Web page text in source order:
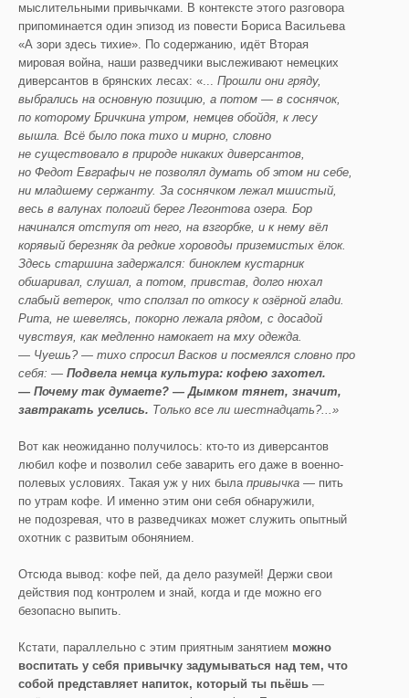
мыслительными привычками. В контексте этого разговора
припоминается один эпизод из повести Бориса Васильева
«А зори здесь тихие». По содержанию, идёт Вторая
мировая война, наши разведчики выслеживают немецких
диверсантов в брянских лесах: «... Прошли они гряду,
выбрались на основную позицию, а потом — в соснячок,
по которому Бричкина утром, немцев обойдя, к лесу
вышла. Всё было пока тихо и мирно, словно
не существовало в природе никаких диверсантов,
но Федот Евграфыч не позволял думать об этом ни себе,
ни младшему сержанту. За соснячком лежал мшистый,
весь в валунах пологий берег Легонтова озера. Бор
начинался отступя от него, на взгорбке, и к нему вёл
корявый березняк да редкие хороводы приземистых ёлок.
Здесь старшина задержался: биноклем кустарник
обшаривал, слушал, а потом, привстав, долго нюхал
слабый ветерок, что сползал по откосу к озёрной глади.
Рита, не шевелясь, покорно лежала рядом, с досадой
чувствуя, как медленно намокает на мху одежда.
— Чуешь? — тихо спросил Васков и посмеялся словно про
себя: — Подвела немца культура: кофею захотел.
— Почему так думаете? — Дымком тянет, значит,
завтракать уселись. Только все ли шестнадцать?...»
Вот как неожиданно получилось: кто-то из диверсантов
любил кофе и позволил себе заварить его даже в военно-
полевых условиях. Такая уж у них была привычка — пить
по утрам кофе. И именно этим они себя обнаружили,
не подозревая, что в разведчиках может служить опытный
охотник с развитым обонянием.
Отсюда вывод: кофе пей, да дело разумей! Держи свои
действия под контролем и знай, когда и где можно его
безопасно выпить.
Кстати, параллельно с этим приятным занятием можно
воспитать у себя привычку задумываться над тем, что
собой представляет напиток, который ты пьёшь —